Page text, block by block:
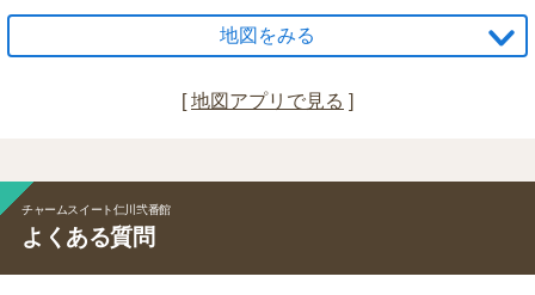
地図をみる
[地図アプリで見る ]
チャームスイート仁川弐番館
よくある質問